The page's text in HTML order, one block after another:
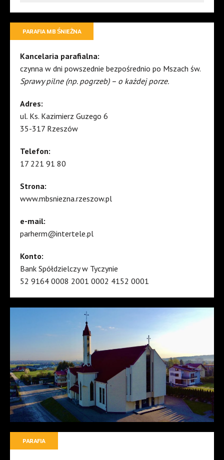
PARAFIA MB ŚNIEŻNA
Kancelaria parafialna:
czynna w dni powszednie bezpośrednio po Mszach św.
Sprawy pilne (np. pogrzeb) – o każdej porze.
Adres:
ul. Ks. Kazimierz Guzego 6
35-317 Rzeszów
Telefon:
17 221 91 80
Strona:
www.mbsniezna.rzeszow.pl
e-mail:
parherm@intertele.pl
Konto:
Bank Spółdzielczy w Tyczynie
52 9164 0008 2001 0002 4152 0001
PARAFIA